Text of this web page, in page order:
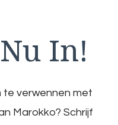
In!
te verwennen met
Marokko? Schrijf